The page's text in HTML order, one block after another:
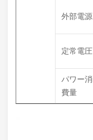
外部電源
定常電圧
パワー消
費量